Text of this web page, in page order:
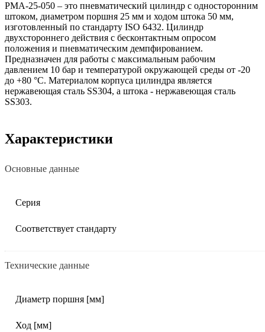
PMA-25-050 – это пневматический цилиндр с односторонним
штоком, диаметром поршня 25 мм и ходом штока 50 мм,
изготовленный по стандарту ISO 6432. Цилиндр
двухстороннего действия с бесконтактным опросом
положения и пневматическим демпфированием.
Предназначен для работы с максимальным рабочим
давлением 10 бар и температурой окружающей среды от -20
до +80 °C. Материалом корпуса цилиндра является
нержавеющая сталь SS304, а штока - нержавеющая сталь
SS303.
Характеристики
Основные данные
Серия
Соответствует стандарту
Технические данные
Диаметр поршня [мм]
Ход [мм]